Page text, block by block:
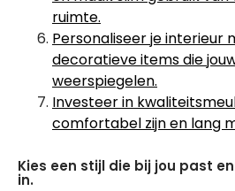
ruimte.
Personaliseer je interieur
decoratieve items die
weerspiegelen.
Investeer in
comfortabel zijn en lang
Kies een stijl die bij jou past
in.